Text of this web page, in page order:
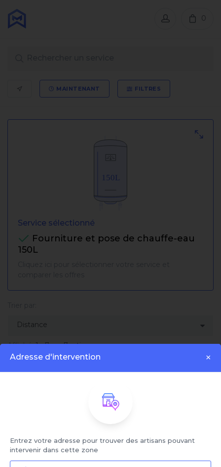
Adresse d'intervention ×
Entrez votre adresse pour trouver des artisans pouvant
intervenir dans cette zone
0
MAINTENANT FILTRES
Service sélectionné
Fourniture et pose de chauffe-eau
150L
Affiché:1 - 7 sur 7 artisans